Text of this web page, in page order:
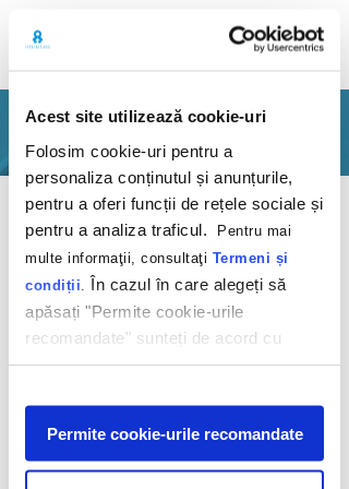
Acest site utilizează cookie-uri
Folosim cookie-uri pentru a
personaliza conținutul și anunțurile,
pentru a oferi funcții de rețele sociale și
pentru a analiza traficul.
Pentru mai
multe informaţii, consultaţi Termeni și
condiții În cazul în care alegeți să
apăsați "Permite cookie-urile
recomandate" sunteți de acord cu
utilizarea modulelor noastre cookie.
Afişare
Permite cookie-urile recomandate
PORTFOLIO
Back
Fresh cooking, cool
relaxing
LG
2023